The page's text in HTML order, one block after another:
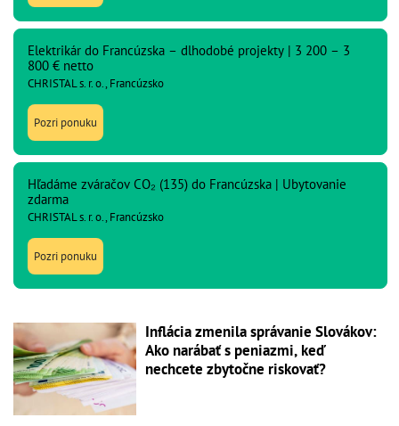
Elektrikár do Francúzska – dlhodobé projekty | 3 200 – 3
800 € netto
CHRISTAL s. r. o., Francúzsko
Pozri ponuku
Hľadáme zváračov CO₂ (135) do Francúzska | Ubytovanie
zdarma
CHRISTAL s. r. o., Francúzsko
Pozri ponuku
Inflácia zmenila správanie Slovákov:
Ako narábať s peniazmi, keď
nechcete zbytočne riskovať?